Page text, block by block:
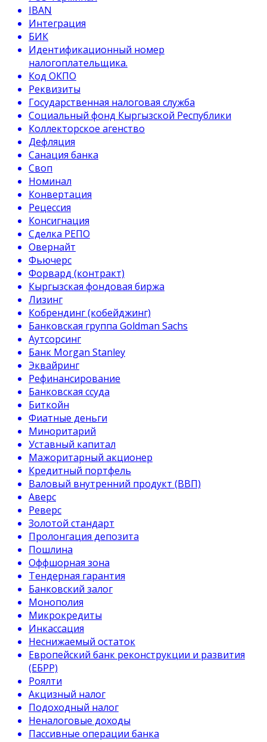
IBAN
Интеграция
БИК
Идентификационный номер
налогоплательщика.
Код ОКПО
Реквизиты
Государственная налоговая служба
Социальный фонд Кыргызской Республики
Коллекторское агенство
Дефляция
Санация банка
Своп
Номинал
Конвертация
Рецессия
Консигнация
Сделка РЕПО
Овернайт
Фьючерс
Форвард (контракт)
Кыргызская фондовая биржа
Лизинг
Кобрендинг (кобейджинг)
Банковская группа Goldman Sachs
Аутсорсинг
Банк Morgan Stanley
Эквайринг
Рефинансирование
Банковская ссуда
Биткойн
Фиатные деньги
Миноритарий
Уставный капитал
Мажоритарный акционер
Кредитный портфель
Валовый внутренний продукт (ВВП)
Аверс
Реверс
Золотой стандарт
Пролонгация депозита
Пошлина
Оффшорная зона
Тендерная гарантия
Банковский залог
Монополия
Микрокредиты
Инкассация
Неснижаемый остаток
Европейский банк реконструкции и развития
(ЕБРР)
Роялти
Акцизный налог
Подоходный налог
Неналоговые доходы
Пассивные операции банка